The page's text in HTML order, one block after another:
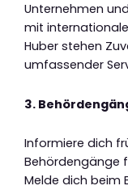
Unternehmen
mit
Huber stehen
umfassender
3.
Informiere dich
Behördengänge
Melde dich beim